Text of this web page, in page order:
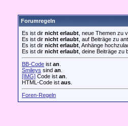
Forumregeln
Es ist dir nicht erlaubt , neue Themen zu
Es ist dir nicht erlaubt , auf Beiträge zu
Es ist dir nicht erlaubt , Anhänge
Es ist dir nicht erlaubt , deine Beiträge zu
BB-Code ist an
Smileys sind an
[IMG] Code ist an
HTML-Code ist aus
Foren-Regeln